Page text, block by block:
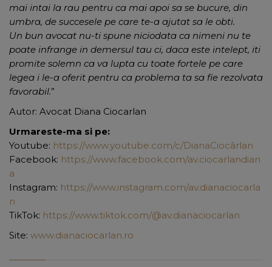
mai intai la rau pentru ca mai apoi sa se bucure, din
umbra, de succesele pe care te-a ajutat sa le obti.
Un bun avocat nu-ti spune niciodata ca nimeni nu te
poate infrange in demersul tau ci, daca este intelept, iti
promite solemn ca va lupta cu toate fortele pe care
legea i le-a oferit pentru ca problema ta sa fie rezolvata
favorabil.”
Autor: Avocat Diana Ciocarlan
Urmareste-ma si pe:
Youtube: https://www.youtube.com/c/DianaCiocârlan
Facebook: https://www.facebook.com/av.ciocarlandian
a
Instagram: https://www.instagram.com/av.dianaciocarla
n
TikTok: https://www.tiktok.com/@av.dianaciocarlan
Site: www.dianaciocarlan.ro